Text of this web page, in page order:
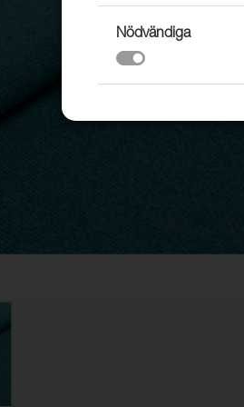
Nödvändiga